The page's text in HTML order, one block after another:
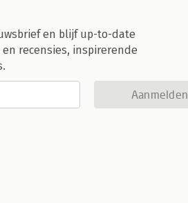
en blijf up-to-date
recensies, inspirerende
Aanmelden